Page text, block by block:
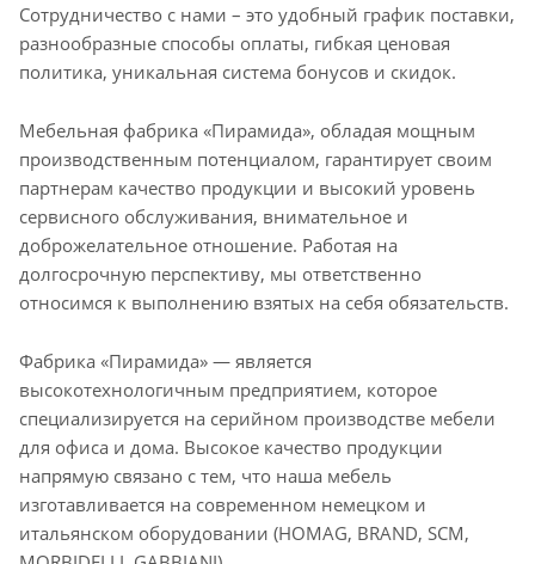
Сотрудничество с нами – это удобный график поставки,
разнообразные способы оплаты, гибкая ценовая
политика, уникальная система бонусов и скидок.
Мебельная фабрика «Пирамида», обладая мощным
производственным потенциалом, гарантирует своим
партнерам качество продукции и высокий уровень
сервисного обслуживания, внимательное и
доброжелательное отношение. Работая на
долгосрочную перспективу, мы ответственно
относимся к выполнению взятых на себя обязательств.
Фабрика «Пирамида» — является
высокотехнологичным предприятием, которое
специализируется на серийном производстве мебели
для офиса и дома. Высокое качество продукции
напрямую связано с тем, что наша мебель
изготавливается на современном немецком и
итальянском оборудовании (HOMAG, BRAND, SСM,